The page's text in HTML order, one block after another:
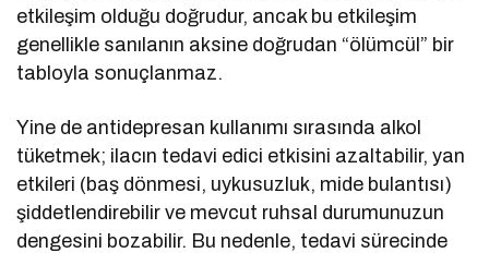
etkileşim olduğu doğrudur, ancak bu etkileşim
genellikle sanılanın aksine doğrudan “ölümcül” bir
tabloyla sonuçlanmaz.
Yine de antidepresan kullanımı sırasında alkol
tüketmek; ilacın tedavi edici etkisini azaltabilir, yan
etkileri (baş dönmesi, uykusuzluk, mide bulantısı)
şiddetlendirebilir ve mevcut ruhsal durumunuzun
dengesini bozabilir. Bu nedenle, tedavi sürecinde